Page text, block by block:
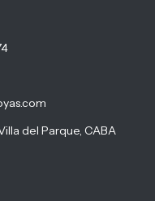
del Parque, CABA